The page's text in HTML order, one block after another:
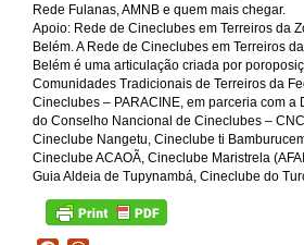
Rede Fulanas, AMNB e quem mais chegar.
Apoio: Rede de Cineclubes em Terreiros da
Belém. A Rede de Cineclubes em Terreiros
Belém é uma articulação criada por
Comunidades Tradicionais de Terreiros da
Cineclubes – PARACINE, em parceria com a
do Conselho Nancional de Cineclubes –
Cineclube Nangetu, Cineclube ti
Cineclube ACAOÃ, Cineclube Maristrela
Guia Aldeia de Tupynambá, Cineclube do